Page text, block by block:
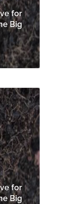
for
Big
for
Big